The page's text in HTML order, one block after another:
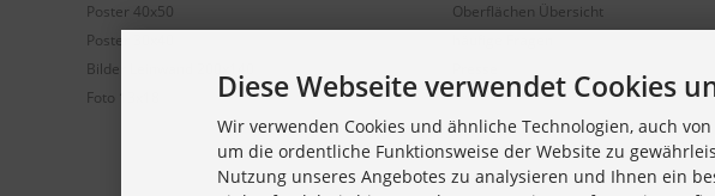
Poster 40x50
Poster 30x40
Bilder Leinwand 200x140
Foto 13x18
Oberflächen Übersicht
Diese Webseite verwendet Cookies
Wir verwenden Cookies und ähnliche Technologien, auch
um die ordentliche Funktionsweise der Website zu
Nutzung unseres Angebotes zu analysieren und Ihnen ein